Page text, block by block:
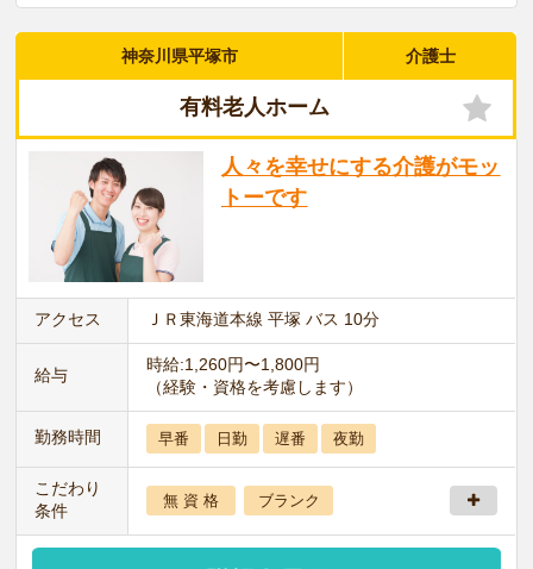
神奈川県平塚市 介護士
有料老人ホーム
人々を幸せにする介護がモッ
トーです
アクセス ＪＲ東海道本線 平塚 バス 10分
給与
時給:1,260円〜1,800円
（経験・資格を考慮します）
勤務時間 早番 日勤 遅番 夜勤
こだわり
条件
無 資 格 ブランク